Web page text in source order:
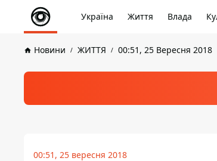
Україна Життя Влада
Новини ЖИТТЯ 00:51, 25 Вересня 2018
00:51, 25 вересня 2018